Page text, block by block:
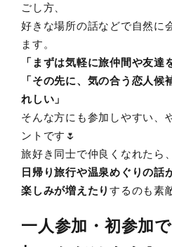
ごし方、
好きな場所の話などで自然に
ます。
「まずは気軽に旅仲間や友達
「その先に、気の合う恋人候
れしい」
そんな方にも参加しやすい、
ントです🌷
旅好き同士で仲良くなれたら、
日帰り旅行や温泉めぐりの話
楽しみが増えたり するのも素
一人参加・初参加